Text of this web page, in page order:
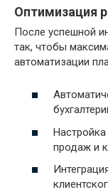
Оптимизация
После успешной
так, чтобы
автоматизации
Настройка
продаж и